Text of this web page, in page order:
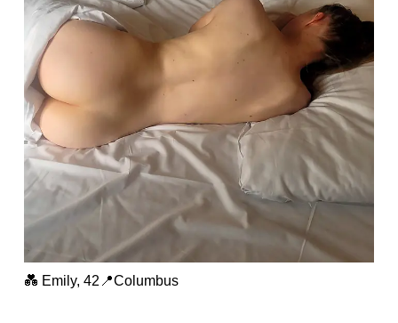
💑 Emily, 42📍Columbus